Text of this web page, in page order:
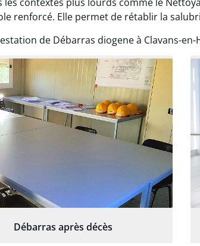
renforcé. Elle permet de rétablir la
de Débarras diogene à Clavans-
Débarras après décès
proprement.